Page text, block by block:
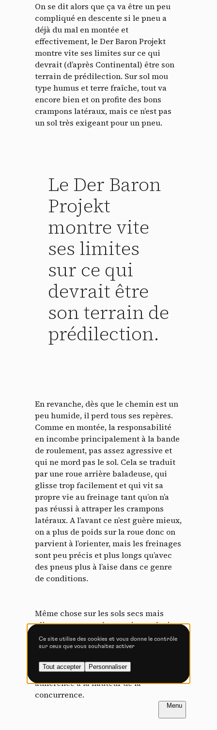
FR NL
On se dit alors que ça va être un peu
compliqué en descente si le pneu a
déjà du mal en montée et
effectivement, le Der Baron Projekt
montre vite ses limites sur ce qui
devrait (d’après Continental) être son
terrain de prédilection. Sur sol mou
type humus et terre fraîche, tout va
encore bien et on profite des bons
crampons latéraux, mais ce n’est pas
un sol très exigeant pour un pneu.
Le Der Baron
Projekt
montre vite
ses limites
sur ce qui
devrait être
son terrain de
prédilection.
En revanche, dès que le chemin est un
peu humide, il perd tous ses repères.
Comme en montée, la responsabilité
en incombe principalement à la bande
de roulement, pas assez agressive et
qui ne mord pas le sol. Cela se traduit
par une roue arrière baladeuse, qui
glisse trop facilement et qui vit sa
propre vie au freinage tant qu’on n’a
pas réussi à attraper les crampons
latéraux. A l’avant ce n’est guère mieux,
on a plus de poids sur la roue donc on
parvient à l’orienter, mais les freinages
sont peu précis et plus longs qu’avec
des pneus plus à l’aise dans ce genre
de conditions.
Même chose sur les sols secs mais
glissants, comme les sentiers calcaires
des Alpes du Nord à basse altitude ou
les gravillons plus au sud. Les
crampons sont trop espacés sur la
bande de roulement pour procurer une
adhérence à la hauteur de la
concurrence.
Panneau de gestion des
cookies
En autorisant ces services tiers, vous acceptez le dépôt et la
lecture de cookies et l'utilisation de technologies de suivi
nécessaires à leur bon fonctionnement.
Politique de confidentialité
Tout accepter
Vidéos
Vimeo interdit -Ce service peut déposer
Autoriser Interdire
YouTube interdit -
déposer 4 cookies.
Autoriser
Ce site utilise des cookies et vous donne le contrôle
sur ceux que vous souhaitez activer
Tout accepter Personnaliser